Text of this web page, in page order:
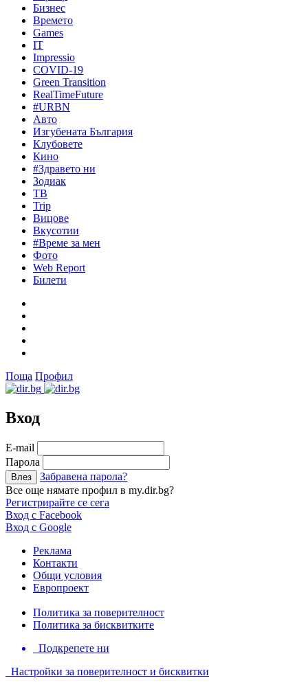
Бизнес
Времето
Games
IT
Impressio
COVID-19
Green Transition
RealTimeFuture
#URBN
Авто
Изгубената България
Клубовете
Кино
#Здравето ни
Зодиак
ТВ
Trip
Вицове
Вкусотии
#Време за мен
Фото
Web Report
Билети
Поща Профил
Вход
Е-mail
Парола
Забравена парола?
Все още нямате профил в my.dir.bg?
Регистрирайте се сега
Вход с Facebook
Вход с Google
Реклама
Контакти
Общи условия
Европроект
Политика за поверителност
Политика за бисквитките
Подкрепете ни
Настройки за поверителност и бисквитки